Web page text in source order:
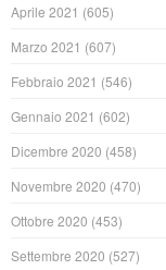
Aprile 2021 (605)
Marzo 2021 (607)
Febbraio 2021 (546)
Gennaio 2021 (602)
Dicembre 2020 (458)
Novembre 2020 (470)
Ottobre 2020 (453)
Settembre 2020 (527)